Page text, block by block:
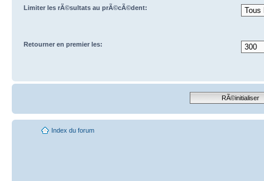
Limiter les rÃ©sultats au prÃ©cÃ©dent:
Retourner en premier les:
Index du forum